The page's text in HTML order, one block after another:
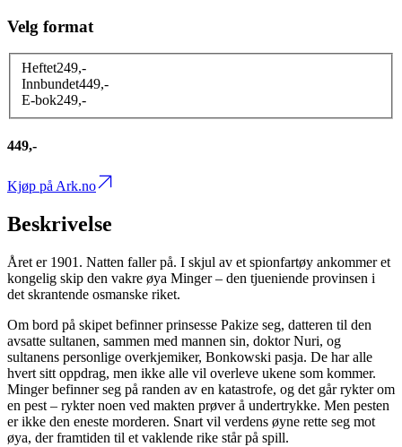
Velg format
Heftet249,-
Innbundet449,-
E-bok249,-
449,-
Kjøp på Ark.no
Beskrivelse
Året er 1901. Natten faller på. I skjul av et spionfartøy ankommer et
kongelig skip den vakre øya Minger – den tjueniende provinsen i
det skrantende osmanske riket.
Om bord på skipet befinner prinsesse Pakize seg, datteren til den
avsatte sultanen, sammen med mannen sin, doktor Nuri, og
sultanens personlige overkjemiker, Bonkowski pasja. De har alle
hvert sitt oppdrag, men ikke alle vil overleve ukene som kommer.
Minger befinner seg på randen av en katastrofe, og det går rykter om
en pest – rykter noen ved makten prøver å undertrykke. Men pesten
er ikke den eneste morderen. Snart vil verdens øyne rette seg mot
øya, der framtiden til et vaklende rike står på spill.